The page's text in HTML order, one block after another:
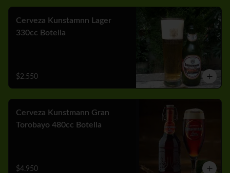
Cerveza Kunstamnn Lager
330cc Botella
$2.550
Cerveza Kunstmann Gran
Torobayo 480cc Botella
$4.950